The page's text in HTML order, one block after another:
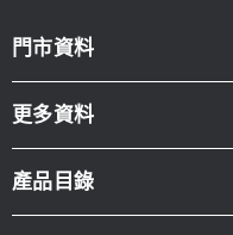
門市資料
更多資料
產品目錄